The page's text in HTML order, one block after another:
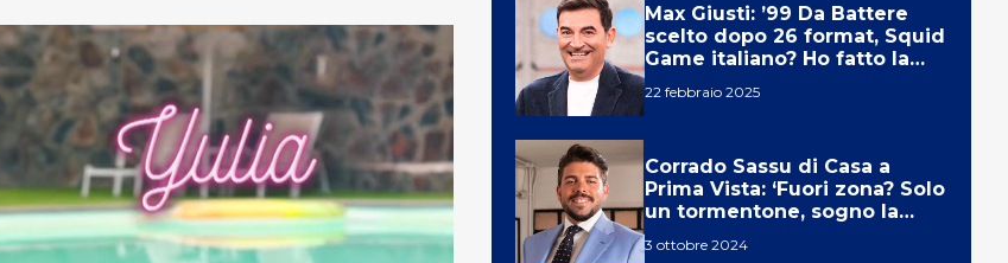
Max Giusti: ’99 Da Battere
scelto dopo 26 format, Squid
Game italiano? Ho fatto la
22 febbraio 2025
Corrado Sassu di Casa a
Prima Vista: ‘Fuori zona? Solo
un tormentone, sogno la
3 ottobre 2024